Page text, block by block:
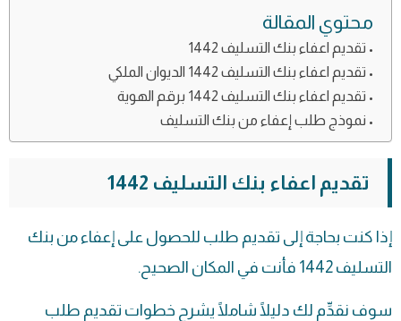
محتوي المقالة
تقديم اعفاء بنك التسليف 1442
تقديم اعفاء بنك التسليف 1442 الديوان الملكي
تقديم اعفاء بنك التسليف 1442 برقم الهوية
نموذج طلب إعفاء من بنك التسليف
تقديم اعفاء بنك التسليف 1442
إذا كنت بحاجة إلى تقديم طلب للحصول على إعفاء من بنك
التسليف 1442 فأنت في المكان الصحيح.
سوف نقدِّم لك دليلًا شاملًا يشرح خطوات تقديم طلب